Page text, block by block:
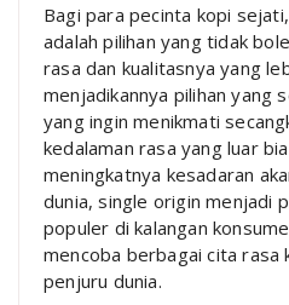
Bagi para pecinta kopi
adalah pilihan yang tidak
rasa dan kualitasnya yang
menjadikannya pilihan yang
yang ingin menikmati
kedalaman rasa yang luar
meningkatnya kesadaran
dunia, single origin menjadi
populer di kalangan
mencoba berbagai cita rasa
penjuru dunia.